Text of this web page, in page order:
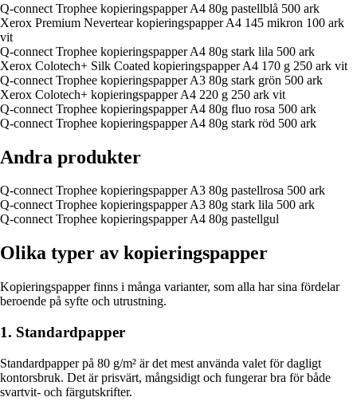
Q-connect Trophee kopieringspapper A4 80g pastellblå 500 ark
Xerox Premium Nevertear kopieringspapper A4 145 mikron 100 ark
vit
Q-connect Trophee kopieringspapper A4 80g stark lila 500 ark
Xerox Colotech+ Silk Coated kopieringspapper A4 170 g 250 ark vit
Q-connect Trophee kopieringspapper A3 80g stark grön 500 ark
Xerox Colotech+ kopieringspapper A4 220 g 250 ark vit
Q-connect Trophee kopieringspapper A4 80g fluo rosa 500 ark
Q-connect Trophee kopieringspapper A4 80g stark röd 500 ark
Andra produkter
Q-connect Trophee kopieringspapper A3 80g pastellrosa 500 ark
Q-connect Trophee kopieringspapper A3 80g stark lila 500 ark
Q-connect Trophee kopieringspapper A4 80g pastellgul
Olika typer av kopieringspapper
Kopieringspapper finns i många varianter, som alla har sina fördelar
beroende på syfte och utrustning.
1. Standardpapper
Standardpapper på 80 g/m² är det mest använda valet för dagligt
kontorsbruk. Det är prisvärt, mångsidigt och fungerar bra för både
svartvit- och färgutskrifter.